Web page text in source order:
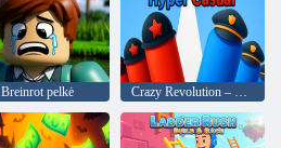
Breinrot pelkė